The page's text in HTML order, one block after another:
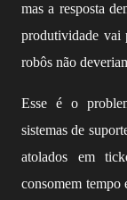
mas a resposta
produtividade vai
robôs não
Esse é o
sistemas de
atolados em
consomem tempo